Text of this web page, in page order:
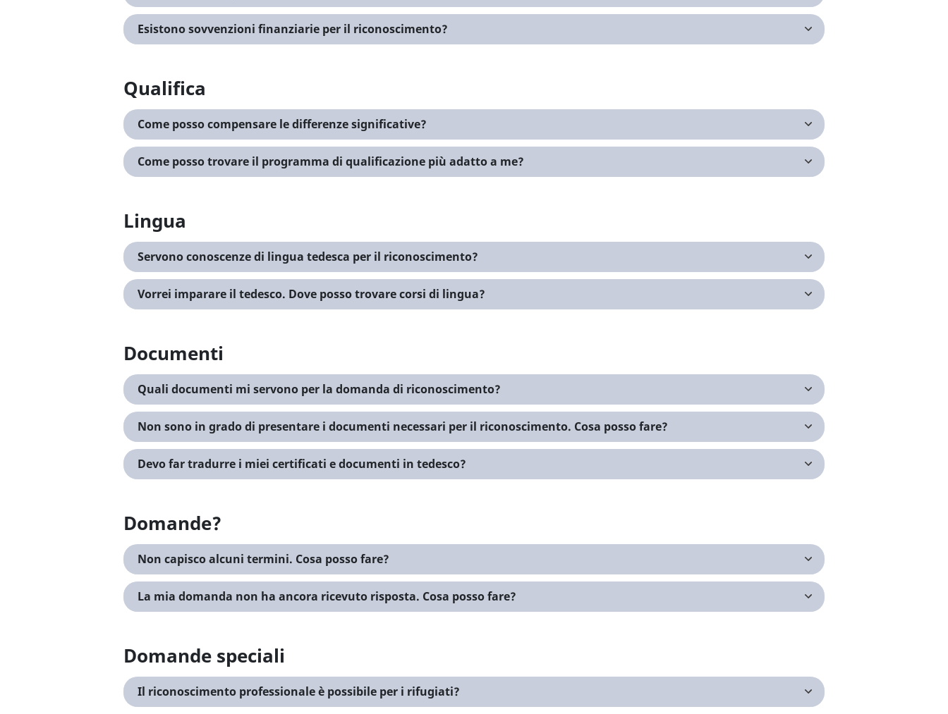
Esistono sovvenzioni finanziarie per il riconoscimento?
Qualifica
Come posso compensare le differenze significative?
Come posso trovare il programma di qualificazione più adatto a me?
Lingua
Servono conoscenze di lingua tedesca per il riconoscimento?
Vorrei imparare il tedesco. Dove posso trovare corsi di lingua?
Documenti
Quali documenti mi servono per la domanda di riconoscimento?
Non sono in grado di presentare i documenti necessari per il riconoscimento. Cosa posso fare?
Devo far tradurre i miei certificati e documenti in tedesco?
Domande?
Non capisco alcuni termini. Cosa posso fare?
La mia domanda non ha ancora ricevuto risposta. Cosa posso fare?
Domande speciali
Il riconoscimento professionale è possibile per i rifugiati?